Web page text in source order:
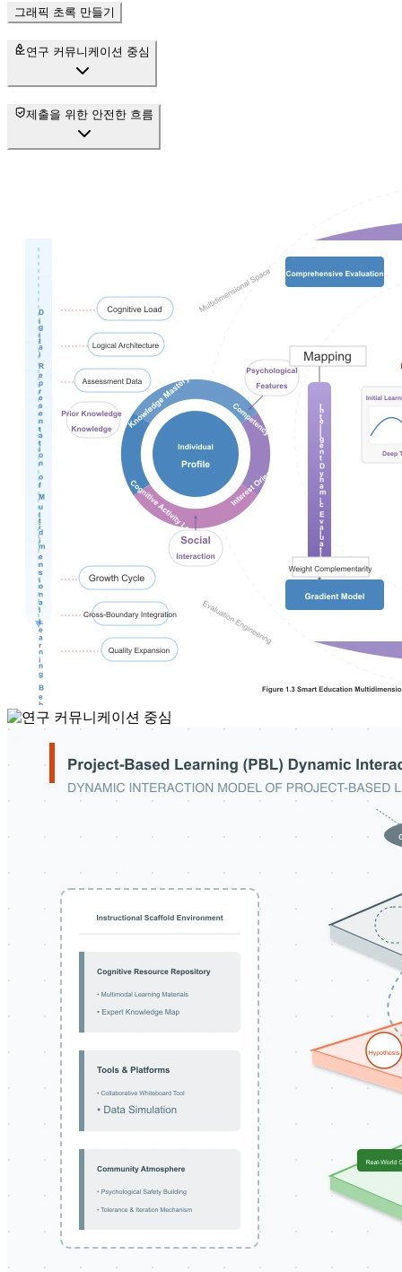
그래픽 초록 만들기
연구 커뮤니케이션 중심
제출을 위한 안전한 흐름